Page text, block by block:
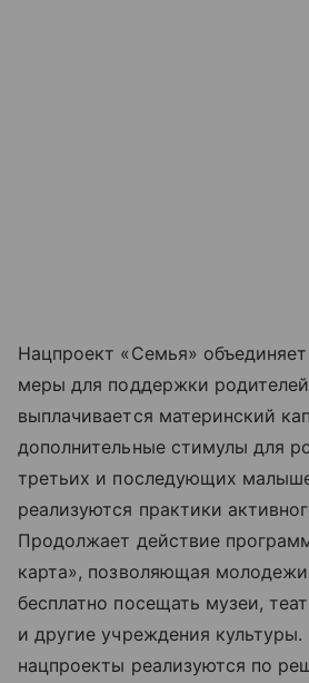
Нацпроект «Семья»
меры для поддержки
выплачивается материнский
дополнительные стимулы для
третьих и последующих
реализуются практики
Продолжает действие
карта», позволяющая
бесплатно посещать музеи,
и другие учреждения
нацпроекты реализуются по